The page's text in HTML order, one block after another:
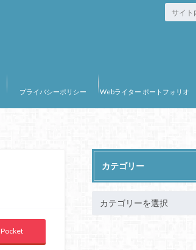
プライバシーポリシー Webライター ポートフォリオ
Pocket
カテゴリー